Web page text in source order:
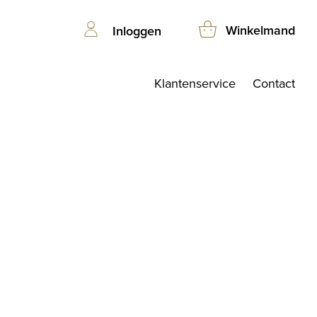
Inloggen Winkelmand
Klantenservice Contact